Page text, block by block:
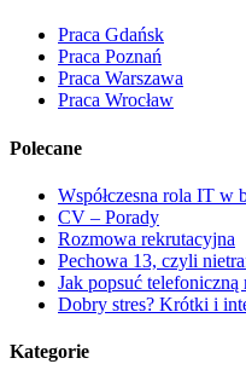
Praca Gdańsk
Praca Poznań
Praca Warszawa
Praca Wrocław
Polecane
Współczesna rola IT w
CV – Porady
Rozmowa rekrutacyjna
Pechowa 13, czyli
Jak popsuć
Dobry stres? Krótki i
Kategorie